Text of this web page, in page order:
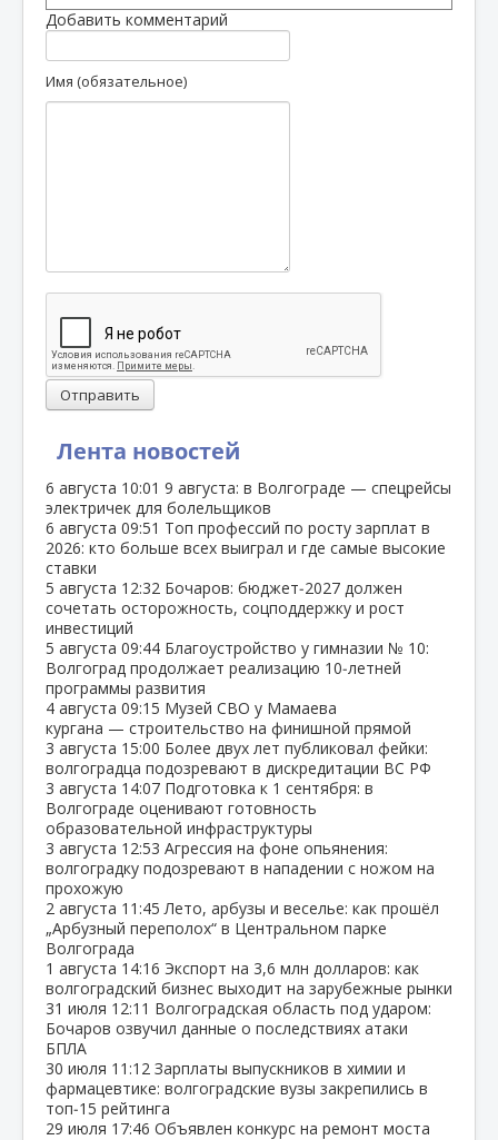
Лента новостей
6 августа 10:01 9 августа: в Волгограде — спецрейсы
электричек для болельщиков
6 августа 09:51 Топ профессий по росту зарплат в
2026: кто больше всех выиграл и где самые высокие
ставки
5 августа 12:32 Бочаров: бюджет‑2027 должен
сочетать осторожность, соцподдержку и рост
инвестиций
5 августа 09:44 Благоустройство у гимназии № 10:
Волгоград продолжает реализацию 10‑летней
программы развития
4 августа 09:15 Музей СВО у Мамаева
кургана — строительство на финишной прямой
3 августа 15:00 Более двух лет публиковал фейки:
волгоградца подозревают в дискредитации ВС РФ
3 августа 14:07 Подготовка к 1 сентября: в
Волгограде оценивают готовность
образовательной инфраструктуры
3 августа 12:53 Агрессия на фоне опьянения:
волгоградку подозревают в нападении с ножом на
прохожую
2 августа 11:45 Лето, арбузы и веселье: как прошёл
„Арбузный переполох“ в Центральном парке
Волгограда
1 августа 14:16 Экспорт на 3,6 млн долларов: как
волгоградский бизнес выходит на зарубежные рынки
31 июля 12:11 Волгоградская область под ударом:
Бочаров озвучил данные о последствиях атаки
БПЛА
30 июля 11:12 Зарплаты выпускников в химии и
фармацевтике: волгоградские вузы закрепились в
топ‑15 рейтинга
29 июля 17:46 Объявлен конкурс на ремонт моста
Добавить комментарий
Имя (обязательное)
Отправить